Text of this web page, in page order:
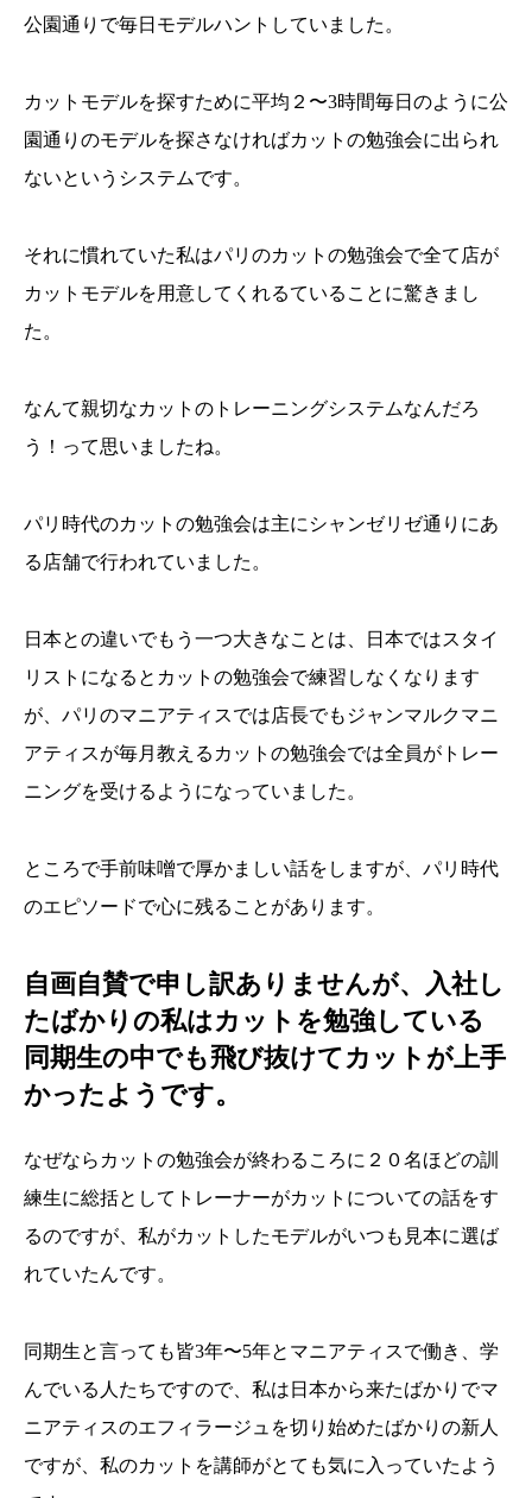
公園通りで毎日モデルハントしていました。
カットモデルを探すために平均２〜3時間毎日のように公
園通りのモデルを探さなければカットの勉強会に出られ
ないというシステムです。
それに慣れていた私はパリのカットの勉強会で全て店が
カットモデルを用意してくれるていることに驚きまし
た。
なんて親切なカットのトレーニングシステムなんだろ
う！って思いましたね。
パリ時代のカットの勉強会は主にシャンゼリゼ通りにあ
る店舗で行われていました。
日本との違いでもう一つ大きなことは、日本ではスタイ
リストになるとカットの勉強会で練習しなくなります
が、パリのマニアティスでは店長でもジャンマルクマニ
アティスが毎月教えるカットの勉強会では全員がトレー
ニングを受けるようになっていました。
ところで手前味噌で厚かましい話をしますが、パリ時代
のエピソードで心に残ることがあります。
自画自賛で申し訳ありませんが、入社し
たばかりの私はカットを勉強している
同期生の中でも飛び抜けてカットが上手
かったようです。
なぜならカットの勉強会が終わるころに２０名ほどの訓
練生に総括としてトレーナーがカットについての話をす
るのですが、私がカットしたモデルがいつも見本に選ば
れていたんです。
同期生と言っても皆3年〜5年とマニアティスで働き、学
んでいる人たちですので、私は日本から来たばかりでマ
ニアティスのエフィラージュを切り始めたばかりの新人
ですが、私のカットを講師がとても気に入っていたよう